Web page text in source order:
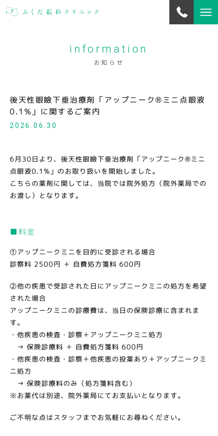
当院について
about us
白内障・硝子体・緑内障手術
surgery
診療トピックス
コンタクトレンズweb注文
order form
手術ファイルシステム
regional
information
お知らせ
後天性眼瞼下垂治療剤「アップニーク®ミニ点眼液
0.1%」に関するご案内
2026.06.30
6月30日より、後天性眼瞼下垂治療剤「アップニーク®ミニ
点眼液0.1%」のお取り扱いを開始しました。
こちらの薬剤に関しては、当院では院外処方（院外薬局での
お渡し）となります。
■料金
①アップニークミニを目的に受診される場合
診察料 2500円 ＋ 自費処方箋料 600円
②他の疾患で受診された日にアップニークミニの処方を希望
された場合
アップニークミニの診療費は、当日の保険診療に含まれま
す。
・他疾患の検査・診察＋アップニークミニ処方
→ 保険診療料 ＋ 自費処方箋料 600円
・他疾患の検査・診察＋他疾患の投薬あり＋アップニークミ
ニ処方
→ 保険診療料のみ（処方箋料含む）
※お薬代は別途、院外薬局にてお支払いとなります。
ご不明な点はスタッフまでお気軽にお尋ねください。